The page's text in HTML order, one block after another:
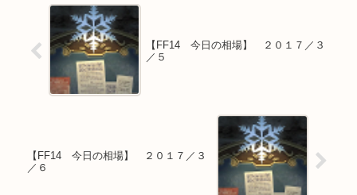
【FF14 今日の相場】 ２０１７／３
／５
【FF14 今日の相場】 ２０１７／３
／６